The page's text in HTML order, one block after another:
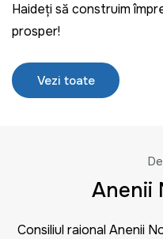
Haideți să construim
prosper!
Vezi toate
Anenii
Consiliul raional Anenii